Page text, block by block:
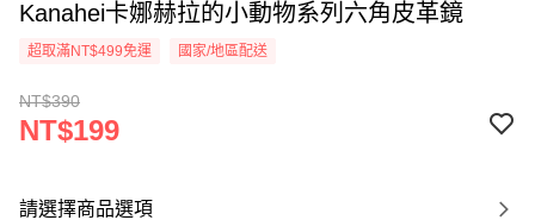
Kanahei卡娜赫拉的小動物系列六角皮革鏡
超取滿NT$499免運 國家/地區配送
NT$390
NT$199
請選擇商品選項